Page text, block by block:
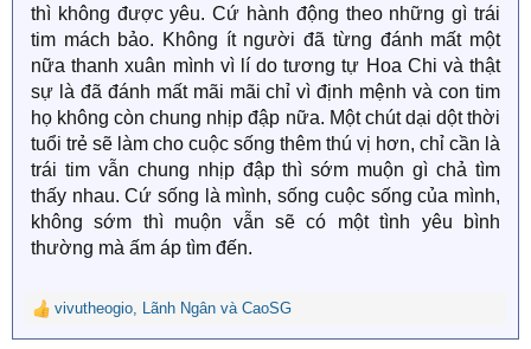
thì không được yêu. Cứ hành động theo những gì trái
tim mách bảo. Không ít người đã từng đánh mất một
nữa thanh xuân mình vì lí do tương tự Hoa Chi và thật
sự là đã đánh mất mãi mãi chỉ vì định mệnh và con tim
họ không còn chung nhịp đập nữa. Một chút dại dột thời
tuổi trẻ sẽ làm cho cuộc sống thêm thú vị hơn, chỉ cần là
trái tim vẫn chung nhịp đập thì sớm muộn gì chả tìm
thấy nhau. Cứ sống là mình, sống cuộc sống của mình,
không sớm thì muộn vẫn sẽ có một tình yêu bình
thường mà ấm áp tìm đến.
R
e
vivutheogio, Lãnh Ngân và CaoSG